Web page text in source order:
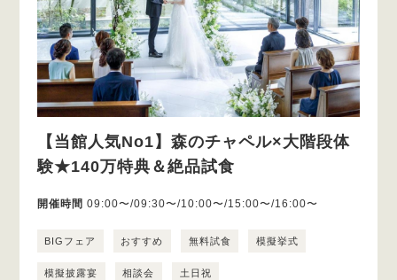
【当館人気No1】森のチャペル×大階段体
験★140万特典＆絶品試食
開催時間 09:00〜/09:30〜/10:00〜/15:00〜/16:00〜
BIGフェア おすすめ 無料試食 模擬挙式
模擬披露宴 相談会 土日祝